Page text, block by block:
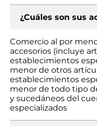
¿Cuáles son sus
Comercio al por
accesorios (incluye
establecimientos
menor de otros
establecimientos
menor de todo tipo
y sucedáneos del
especializados